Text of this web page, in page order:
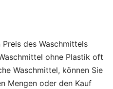
des Waschmittels
ohne Plastik oft
Waschmittel, können Sie
Mengen oder den Kauf